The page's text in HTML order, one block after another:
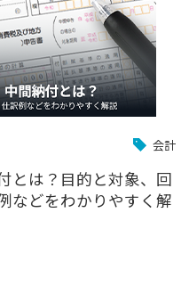
会計
とは？目的と対象、回
などをわかりやすく解